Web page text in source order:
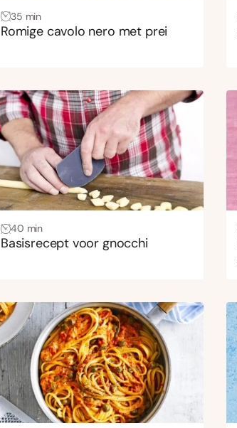
35 min
Romige cavolo nero met prei
40 min
Basisrecept voor gnocchi